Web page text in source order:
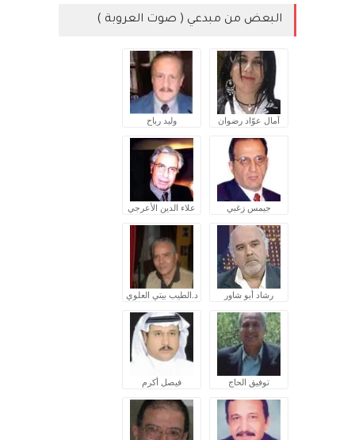
البعض من مبدعي ( صوت العروبة )
آمال عوّاد رضوان وليد رباح
جيمس زغبي علاء الدين الأعرجي
رشاد أبو شاور د.الطيب بيتي العلوي
توفيق الحاج فيصل أكرم